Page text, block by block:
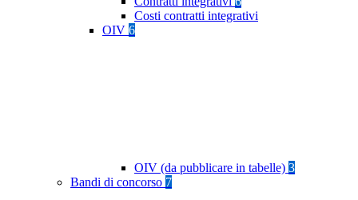
Costi contratti integrativi
OIV 6
OIV (da pubblicare in tabelle) 3
Bandi di concorso 7